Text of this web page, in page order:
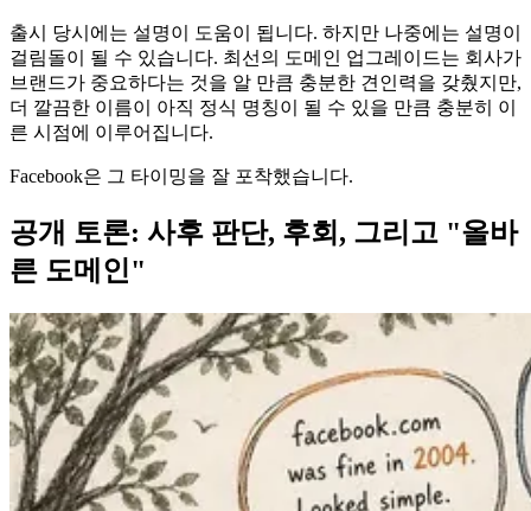
출시 당시에는 설명이 도움이 됩니다. 하지만 나중에는 설명이
걸림돌이 될 수 있습니다. 최선의 도메인 업그레이드는 회사가
브랜드가 중요하다는 것을 알 만큼 충분한 견인력을 갖췄지만,
더 깔끔한 이름이 아직 정식 명칭이 될 수 있을 만큼 충분히 이
른 시점에 이루어집니다.
Facebook은 그 타이밍을 잘 포착했습니다.
공개 토론: 사후 판단, 후회, 그리고 "올바
른 도메인"